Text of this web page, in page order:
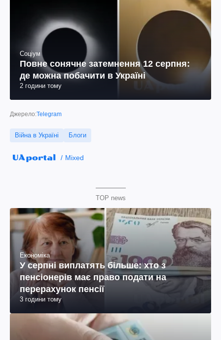
Соціум
Повне сонячне затемнення 12 серпня:
де можна побачити в Україні
2 години тому
Джерело:Telegram
Війна в Україні Блоги
Mixed
TOP news
Економіка
У серпні виплатять більше: хто з
пенсіонерів має право подати на
перерахунок пенсії
3 години тому